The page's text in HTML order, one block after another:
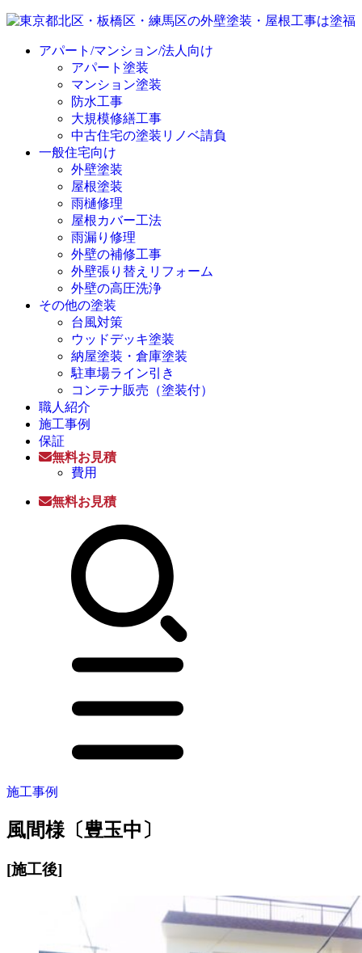
アパート/マンション/法人向け
アパート塗装
マンション塗装
防水工事
大規模修繕工事
中古住宅の塗装リノベ請負
一般住宅向け
外壁塗装
屋根塗装
雨樋修理
屋根カバー工法
雨漏り修理
外壁の補修工事
外壁張り替えリフォーム
外壁の高圧洗浄
その他の塗装
台風対策
ウッドデッキ塗装
納屋塗装・倉庫塗装
駐車場ライン引き
コンテナ販売（塗装付）
職人紹介
施工事例
保証
無料お見積
費用
無料お見積
施工事例
風間様〔豊玉中〕
[施工後]